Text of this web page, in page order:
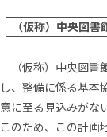
（仮称）中央図
（仮称）中央図書
し、整備に係る基本
意に至る見込みがな
このため、この計画